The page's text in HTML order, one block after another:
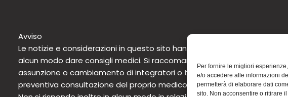
Per fornire le migliori
e/o accedere alle informazioni
permetterà di elaborare dati
sito. Non acconsentire o ritirare
Avviso
Le notizie e considerazioni in questo sito hanno carattere informativo
alcun modo dare consigli medici. Si raccomanda di non intraprendere
assunzione o cambiamento di integratori o tantomeno medicinali
preventiva consultazione del proprio medico. Questo avviso vale per